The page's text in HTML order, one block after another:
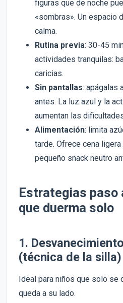
figuras que de noche
«sombras». Un espacio
calma.
Rutina previa: 30-45
actividades tranquilas:
caricias.
Sin pantallas: apágalas
antes. La luz azul y la
aumentan las
Alimentación: limita
tarde. Ofrece cena ligera
pequeño snack neutro
Estrategias paso
que duerma solo
1.
(técnica de la silla)
Ideal para niños que solo se
queda a su lado.